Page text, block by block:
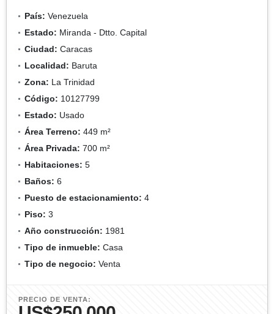
País: Venezuela
Estado: Miranda - Dtto. Capital
Ciudad: Caracas
Localidad: Baruta
Zona: La Trinidad
Código: 10127799
Estado: Usado
Área Terreno: 449 m²
Área Privada: 700 m²
Habitaciones: 5
Baños: 6
Puesto de estacionamiento: 4
Piso: 3
Año construcción: 1981
Tipo de inmueble: Casa
Tipo de negocio: Venta
PRECIO DE VENTA: